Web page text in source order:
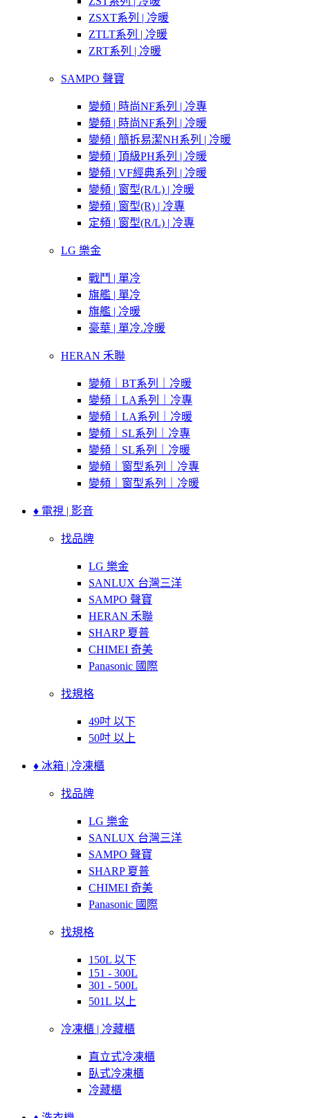
ZSXT系列 | 冷暖
ZTLT系列 | 冷暖
ZRT系列 | 冷暖
SAMPO 聲寶
變頻 | 時尚NF系列 | 冷專
變頻 | 時尚NF系列 | 冷暖
變頻 | 簡拆易潔NH系列 | 冷暖
變頻 | 頂級PH系列 | 冷暖
變頻 | VF經典系列 | 冷暖
變頻 | 窗型(R/L) | 冷暖
變頻 | 窗型(R) | 冷專
定頻 | 窗型(R/L) | 冷專
LG 樂金
戰鬥 | 單冷
旗艦 | 單冷
旗艦 | 冷暖
豪華 | 單冷.冷暖
HERAN 禾聯
變頻｜BT系列｜冷暖
變頻｜LA系列｜冷專
變頻｜LA系列｜冷暖
變頻｜SL系列｜冷專
變頻｜SL系列｜冷暖
變頻｜窗型系列｜冷專
變頻｜窗型系列｜冷暖
♦ 電視 | 影音
找品牌
LG 樂金
SANLUX 台灣三洋
SAMPO 聲寶
HERAN 禾聯
SHARP 夏普
CHIMEI 奇美
Panasonic 國際
找規格
49吋 以下
50吋 以上
♦ 冰箱 | 冷凍櫃
找品牌
LG 樂金
SANLUX 台灣三洋
SAMPO 聲寶
SHARP 夏普
CHIMEI 奇美
Panasonic 國際
找規格
150L 以下
151 - 300L
301 - 500L
501L 以上
冷凍櫃 | 冷藏櫃
直立式冷凍櫃
臥式冷凍櫃
冷藏櫃